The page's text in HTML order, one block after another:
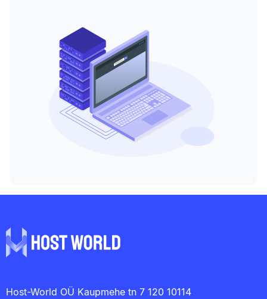
Host-World OÜ Kaupmehe tn 7 120 10114